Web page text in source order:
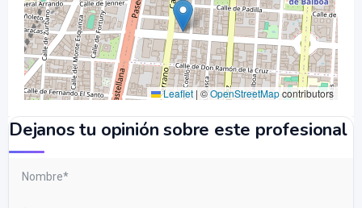
Leaflet | ©OpenStreetMapcontributors
Dejanos tu opinión sobre este profesional